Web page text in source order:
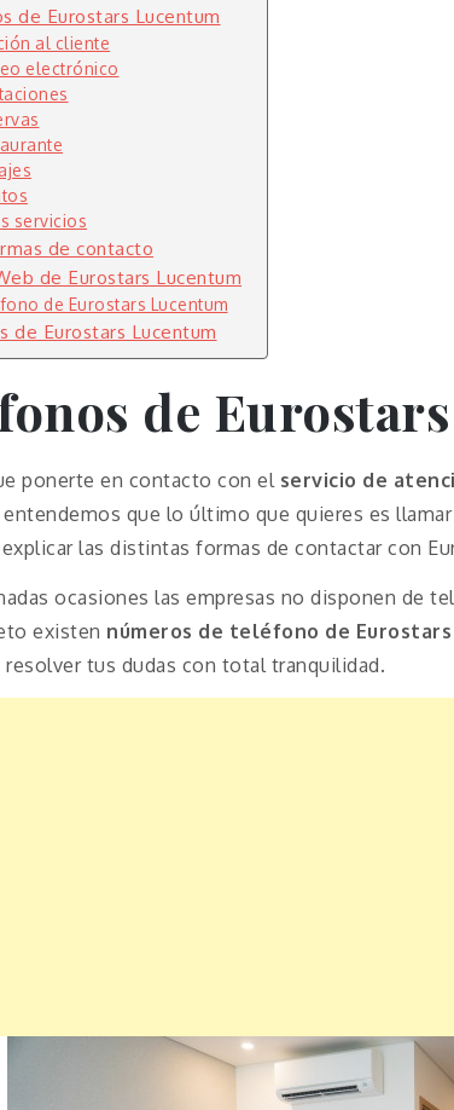
de Eurostars Lucentum
al cliente
electrónico
servicios
de contacto
de Eurostars Lucentum
de Eurostars Lucentum
de Eurostars Lucentum
de
ponerte en contacto con el servicio de
entendemos que lo último que quieres es
las distintas formas de contactar con
ocasiones las empresas no disponen de
existen números de teléfono de Eurostars
tus dudas con total tranquilidad.